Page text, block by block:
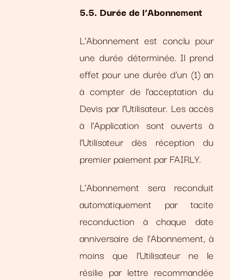
5.5. Durée de l’Abonnement
L’Abonnement est conclu pour
une durée déterminée. Il prend
effet pour une durée d’un (1) an
à compter de l’acceptation du
Devis par l’Utilisateur. Les accès
à l’Application sont ouverts à
l’Utilisateur dès réception du
premier paiement par FAIRLY.
L’Abonnement sera reconduit
automatiquement par tacite
reconduction à chaque date
anniversaire de l’Abonnement, à
moins que l’Utilisateur ne le
résilie par lettre recommandée